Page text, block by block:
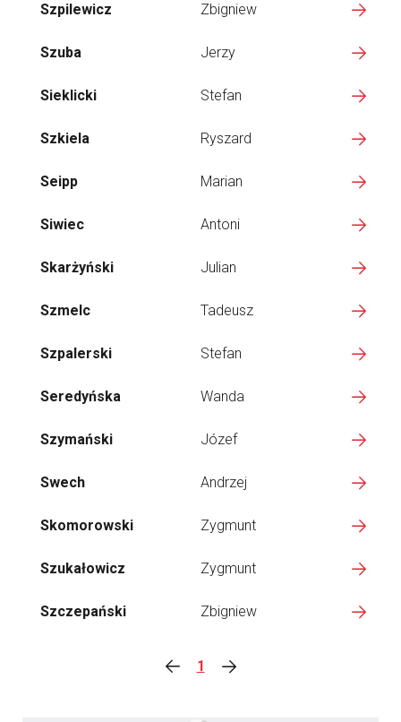
Szpilewicz Zbigniew
Szuba Jerzy
Sieklicki Stefan
Szkiela Ryszard
Seipp Marian
Siwiec Antoni
Skarżyński Julian
Szmelc Tadeusz
Szpalerski Stefan
Seredyńska Wanda
Szymański Józef
Swech Andrzej
Skomorowski Zygmunt
Szukałowicz Zygmunt
Szczepański Zbigniew
1